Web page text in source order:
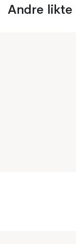
Andre likte